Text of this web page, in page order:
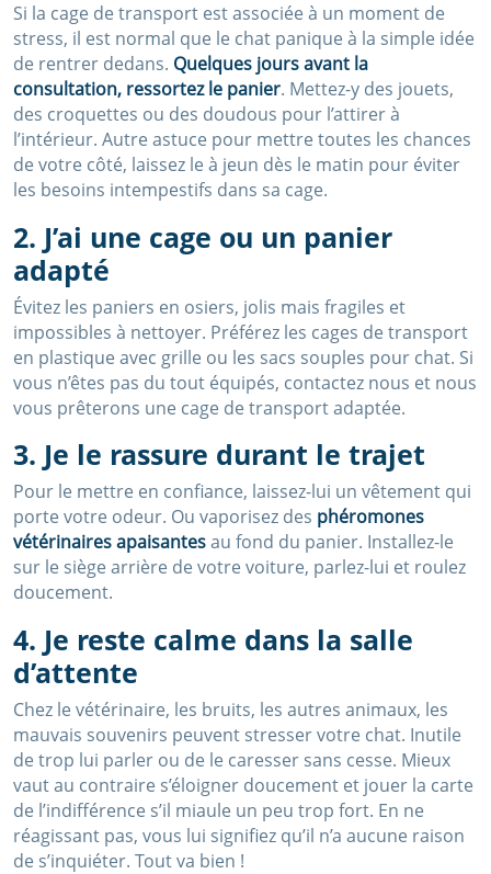
Si la cage de transport est associée à un moment de
stress, il est normal que le chat panique à la simple idée
de rentrer dedans. Quelques jours avant la
consultation, ressortez le panier. Mettez-y des jouets,
des croquettes ou des doudous pour l’attirer à
l’intérieur. Autre astuce pour mettre toutes les chances
de votre côté, laissez le à jeun dès le matin pour éviter
les besoins intempestifs dans sa cage.
2. J’ai une cage ou un panier
adapté
Évitez les paniers en osiers, jolis mais fragiles et
impossibles à nettoyer. Préférez les cages de transport
en plastique avec grille ou les sacs souples pour chat. Si
vous n’êtes pas du tout équipés, contactez nous et nous
vous prêterons une cage de transport adaptée.
3. Je le rassure durant le trajet
Pour le mettre en confiance, laissez-lui un vêtement qui
porte votre odeur. Ou vaporisez des phéromones
vétérinaires apaisantesau fond du panier. Installez-le
sur le siège arrière de votre voiture, parlez-lui et roulez
doucement.
4. Je reste calme dans la salle
d’attente
Chez le vétérinaire, les bruits, les autres animaux, les
mauvais souvenirs peuvent stresser votre chat. Inutile
de trop lui parler ou de le caresser sans cesse. Mieux
vaut au contraire s’éloigner doucement et jouer la carte
de l’indifférence s’il miaule un peu trop fort. En ne
réagissant pas, vous lui signifiez qu’il n’a aucune raison
de s’inquiéter. Tout va bien !